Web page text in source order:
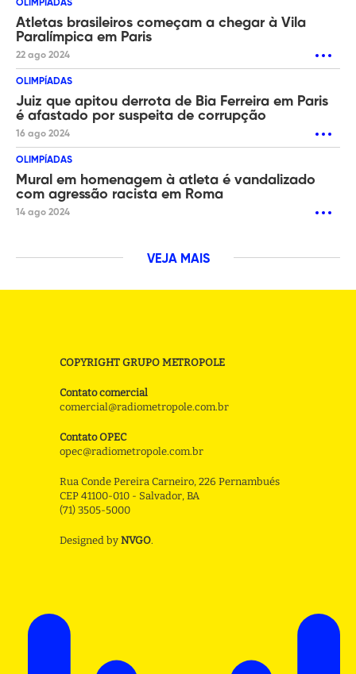
OLIMPÍADAS
Atletas brasileiros começam a chegar à Vila
Paralímpica em Paris
22 ago 2024
OLIMPÍADAS
Juiz que apitou derrota de Bia Ferreira em Paris
é afastado por suspeita de corrupção
16 ago 2024
OLIMPÍADAS
Mural em homenagem à atleta é vandalizado
com agressão racista em Roma
14 ago 2024
VEJA MAIS
COPYRIGHT GRUPO METROPOLE
Contato comercial
comercial@radiometropole.com.br
Contato OPEC
opec@radiometropole.com.br
Rua Conde Pereira Carneiro, 226 Pernambués
CEP 41100-010 - Salvador, BA
(71) 3505-5000
Designed by NVGO.